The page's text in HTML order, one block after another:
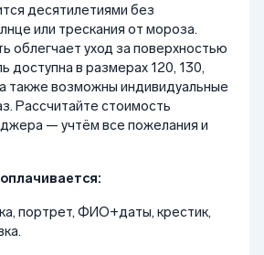
десятилетиями без
или трескания от мороза.
облегчает уход за поверхностью
доступна в размерах 120, 130,
также возможны индивидуальные
Рассчитайте стоимость
— учтём все пожелания и
портрет, ФИО+даты, крестик,